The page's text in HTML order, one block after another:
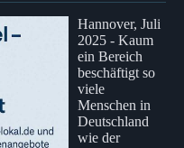
Hannover, Juli
2025 - Kaum
ein Bereich
beschäftigt so
viele
Menschen in
Deutschland
wie der